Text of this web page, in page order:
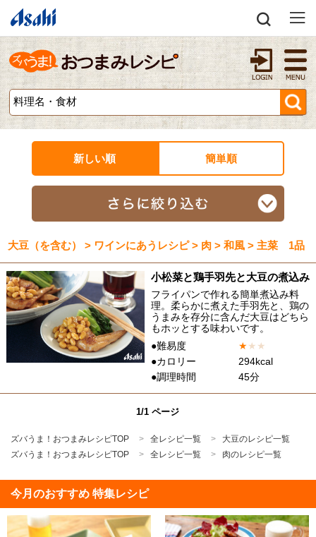
新しい順 簡単順
大豆（を含む） > ワインにあうレシピ > 肉 > 和風 > 主菜 1品
小松菜と鶏手羽先と大豆の煮込み
フライパンで作れる簡単煮込み料
理。柔らかに煮えた手羽先と、鶏の
うまみを存分に含んだ大豆はどちら
もホッとする味わいです。
●難易度
★★ ★
●カロリー
294kcal
●調理時間
45分
1/1 ページ
ズバうま！おつまみレシピTOP 全レシピ一覧
大豆のレシピ一覧
ズバうま！おつまみレシピTOP
全レシピ一覧 肉のレシピ一覧
今月のおすすめ 特集レシピ